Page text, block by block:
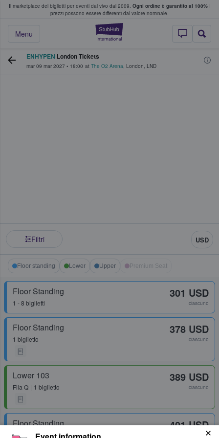
Il marketplace dei biglietti per eventi dal vivo dal 2009. Ogni ordine è garantito al 100%I
prezzi possono essere differenti dal valore nominale.
StubHub - Dove
Menu
fan comprano e vendono biglietti
ENHYPEN London Tickets
mar 09 mar 2027 • 18:00 at The O2 Arena, London, LND
Filtri USD
Floor standing Lower Upper Premium Seat
Floor Standing
1 - 8 biglietti
301 USD
ciascuno
Floor Standing
1 biglietto
378 USD
ciascuno
Lower 103
Fila Q 1 biglietto
389 USD
ciascuno
Floor Standing
1 - 2 biglietti
401 USD
ciascuno